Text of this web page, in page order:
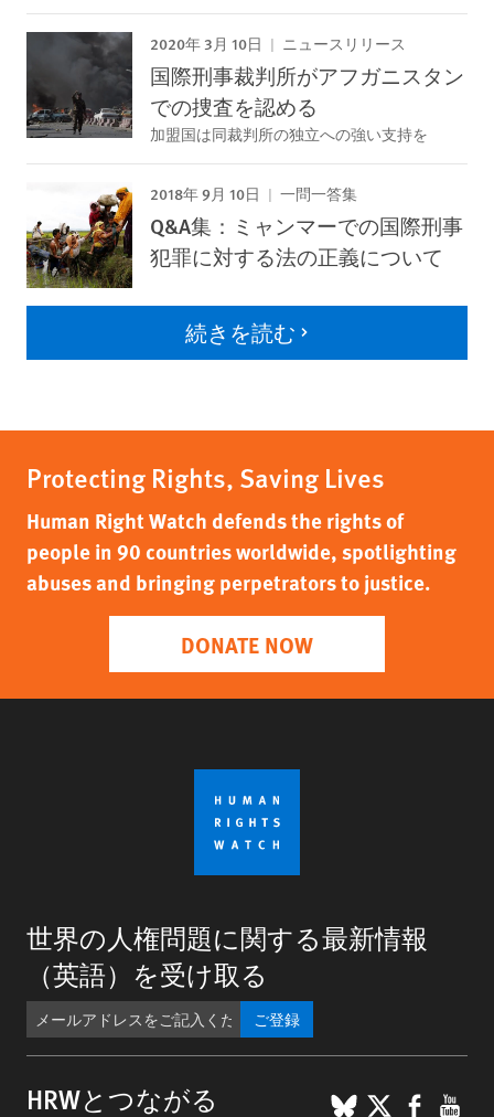
2020年 3月 10日 ニュースリリース
国際刑事裁判所がアフガニスタン
での捜査を認める
加盟国は同裁判所の独立への強い支持を
2018年 9月 10日 一問一答集
Q&A集：ミャンマーでの国際刑事
犯罪に対する法の正義について
続きを読む
Protecting Rights, Saving Lives
Human Right Watch defends the rights of
people in 90 countries worldwide, spotlighting
abuses and bringing perpetrators to justice.
DONATE NOW
世界の人権問題に関する最新情報
（英語）を受け取る
ご登録
HRWとつながる BlueSky
X